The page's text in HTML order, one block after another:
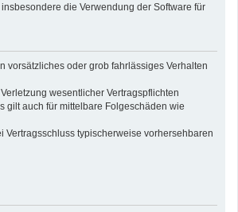
die Verwendung der Software für
vorsätzliches oder grob fahrlässiges Verhalten
wesentlicher Vertragspflichten
gilt auch für mittelbare Folgeschäden wie
typischerweise vorhersehbaren